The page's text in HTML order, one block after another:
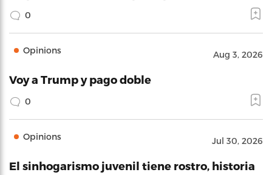
0
Opinions Aug 3, 2026
Voy a Trump y pago doble
0
Opinions Jul 30, 2026
El sinhogarismo juvenil tiene rostro, historia